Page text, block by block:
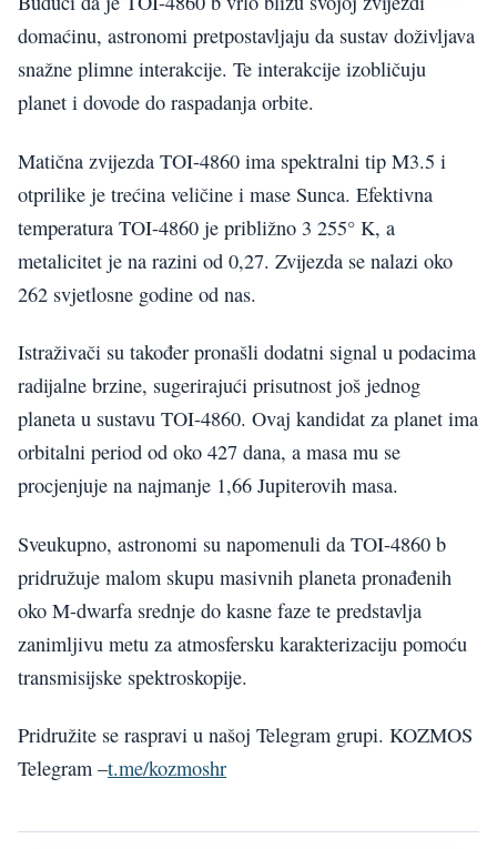
domaćinu, astronomi pretpostavljaju da sustav doživljava
snažne plimne interakcije. Te interakcije izobličuju
planet i dovode do raspadanja orbite.
Matična zvijezda TOI-4860 ima spektralni tip M3.5 i
otprilike je trećina veličine i mase Sunca. Efektivna
temperatura TOI-4860 je približno 3 255° K, a
metalicitet je na razini od 0,27. Zvijezda se nalazi oko
262 svjetlosne godine od nas.
Istraživači su također pronašli dodatni signal u podacima
radijalne brzine, sugerirajući prisutnost još jednog
planeta u sustavu TOI-4860. Ovaj kandidat za planet ima
orbitalni period od oko 427 dana, a masa mu se
procjenjuje na najmanje 1,66 Jupiterovih masa.
Sveukupno, astronomi su napomenuli da TOI-4860 b
pridružuje malom skupu masivnih planeta pronađenih
oko M-dwarfa srednje do kasne faze te predstavlja
zanimljivu metu za atmosfersku karakterizaciju pomoću
transmisijske spektroskopije.
Pridružite se raspravi u našoj Telegram grupi. KOZMOS
Telegram –t.me/kozmoshr